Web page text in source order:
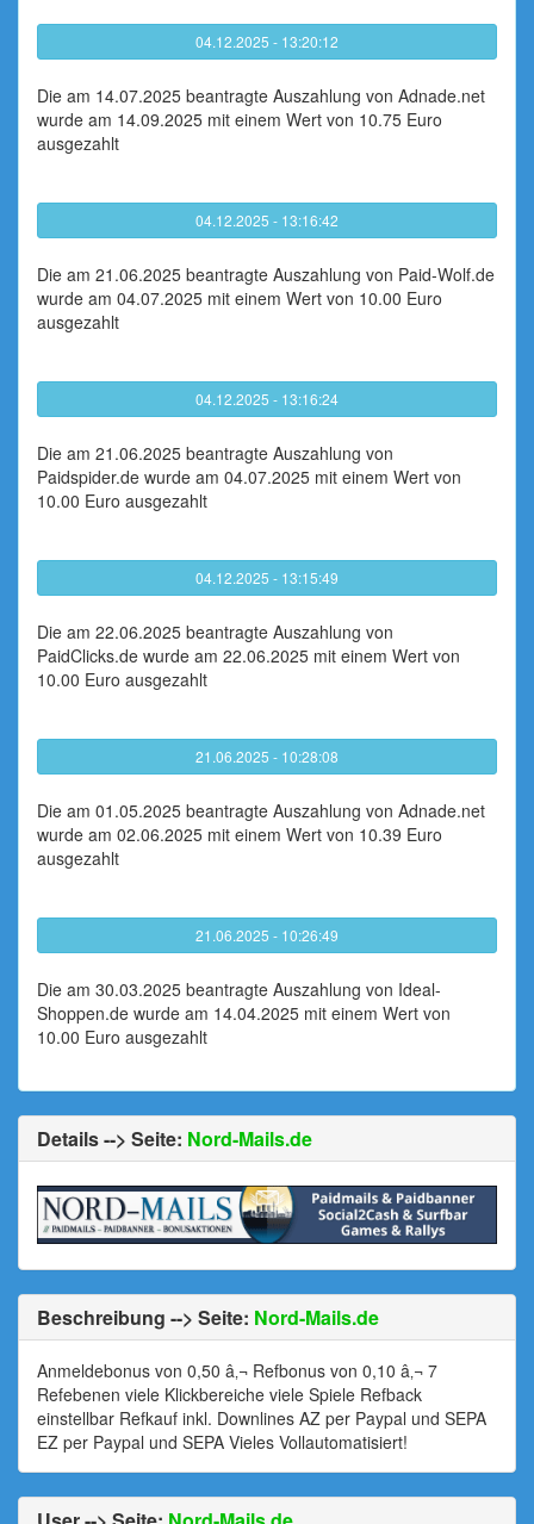
04.12.2025 - 13:20:12
Die am 14.07.2025 beantragte Auszahlung von Adnade.net
wurde am 14.09.2025 mit einem Wert von 10.75 Euro
ausgezahlt
04.12.2025 - 13:16:42
Die am 21.06.2025 beantragte Auszahlung von Paid-Wolf.de
wurde am 04.07.2025 mit einem Wert von 10.00 Euro
ausgezahlt
04.12.2025 - 13:16:24
Die am 21.06.2025 beantragte Auszahlung von
Paidspider.de wurde am 04.07.2025 mit einem Wert von
10.00 Euro ausgezahlt
04.12.2025 - 13:15:49
Die am 22.06.2025 beantragte Auszahlung von
PaidClicks.de wurde am 22.06.2025 mit einem Wert von
10.00 Euro ausgezahlt
21.06.2025 - 10:28:08
Die am 01.05.2025 beantragte Auszahlung von Adnade.net
wurde am 02.06.2025 mit einem Wert von 10.39 Euro
ausgezahlt
21.06.2025 - 10:26:49
Die am 30.03.2025 beantragte Auszahlung von Ideal-
Shoppen.de wurde am 14.04.2025 mit einem Wert von
10.00 Euro ausgezahlt
Details --> Seite: Nord-Mails.de
Beschreibung --> Seite: Nord-Mails.de
Anmeldebonus von 0,50 â‚¬ Refbonus von 0,10 â‚¬ 7
Refebenen viele Klickbereiche viele Spiele Refback
einstellbar Refkauf inkl. Downlines AZ per Paypal und SEPA
EZ per Paypal und SEPA Vieles Vollautomatisiert!